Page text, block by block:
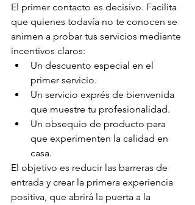
El primer contacto es decisivo. Facilita
que quienes todavía no te conocen se
animen a probar tus servicios mediante
incentivos claros:
Un descuento especial en el
primer servicio.
Un servicio exprés de bienvenida
que muestre tu profesionalidad.
Un obsequio de producto para
que experimenten la calidad en
casa.
El objetivo es reducir las barreras de
entrada y crear la primera experiencia
positiva, que abrirá la puerta a la